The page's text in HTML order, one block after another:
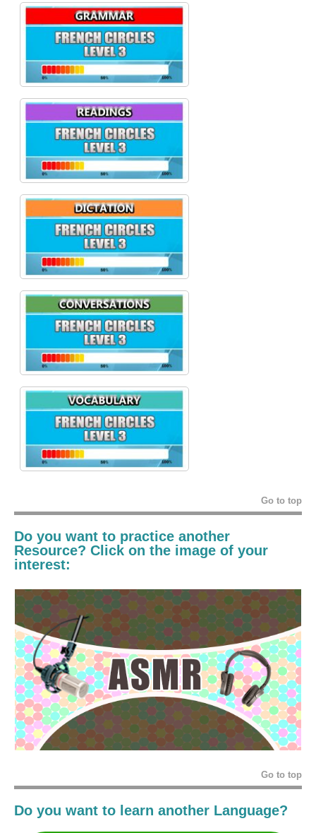
Go to top
Do you want to practice another
Resource? Click on the image of your
interest:
Go to top
Do you want to learn another Language?